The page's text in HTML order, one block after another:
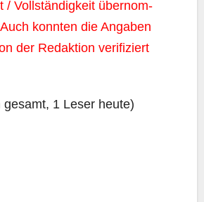
/ Voll­stän­dig­keit über­nom­
konn­ten die Anga­ben
der Redak­ti­on veri­fi­ziert
gesamt, 1 Leser heute)